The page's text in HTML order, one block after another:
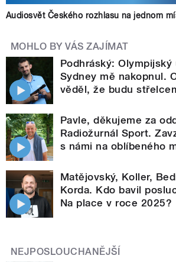
Audiosvět Českého rozhlasu na jednom
MOHLO BY VÁS ZAJÍMAT
Podhráský: Olympijský
Sydney mě nakopnul.
věděl, že budu
Pavle, děkujeme za
Radiožurnál Sport.
s námi na oblíbeného
Matějovský, Koller,
Korda. Kdo bavil
Na place v roce 2025?
NEJPOSLOUCHANĚJŠÍ